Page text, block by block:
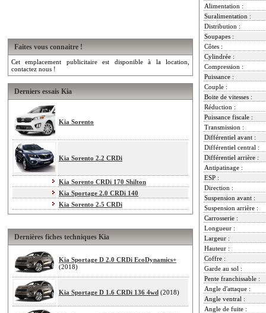
Faites vous connaitre !
Cet emplacement publicitaire est disponible à la location,
contactez nous !
Derniers essais Kia
Kia Sorento
Kia Sorento 2.2 CRDi
Kia Sorento CRDi 170 Shilton
Kia Sportage 2.0 CRDi 140
Kia Sorento 2.5 CRDi
Dernières fiches techniques Kia
Kia Sportage D 2.0 CRDi EcoDynamics+
(2018)
Kia Sportage D 1.6 CRDi 136 4wd (2018)
Alimentation :
Suralimentation :
Distribution :
Soupapes :
Côtes :
Cylindrée :
Compression :
Puissance :
Couple :
Boite de vitesses :
Réduction :
Puissance fiscale :
Transmission :
Différentiel avant :
Différentiel central :
Différentiel arrière :
Antipatinage :
ESP :
Direction :
Suspension avant :
Suspension arrière :
Carrosserie :
Longueur :
Largeur :
Hauteur :
Coffre :
Garde au sol :
Pente franchissable :
Angle d'attaque :
Angle ventral :
Angle de fuite :